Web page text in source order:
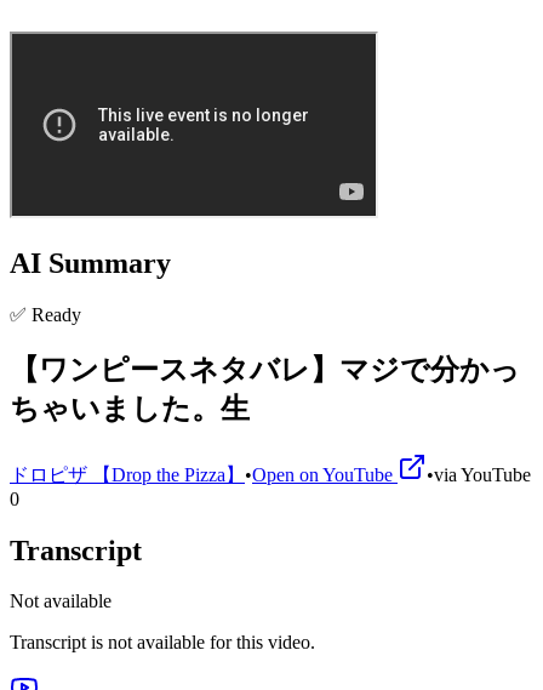
AI Summary
✅ Ready
【ワンピースネタバレ】マジで分かっ
ちゃいました。生
ドロピザ 【Drop the Pizza】 •Open on YouTube •via YouTube
0
Transcript
Not available
Transcript is not available for this video.